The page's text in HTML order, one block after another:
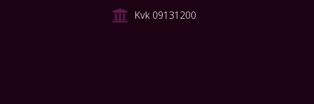
Kvk 09131200